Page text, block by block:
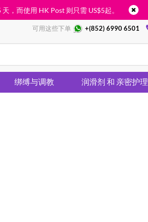
，而使用 HK Post 则只需 US$5起。
可用这些下单 +(852) 6990 6501
绑缚与调教 润滑剂 和 亲密护理